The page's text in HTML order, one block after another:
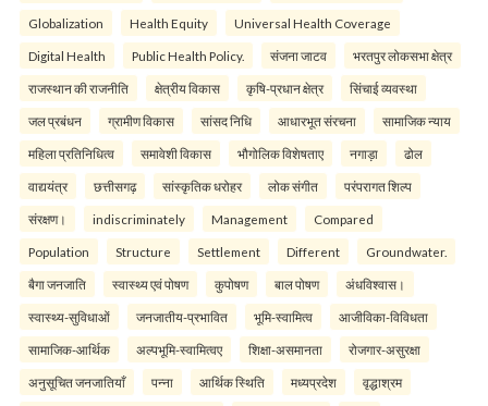
Globalization Health Equity Universal Health Coverage
Digital Health Public Health Policy. संजना जाटव भरतपुर लोकसभा क्षेत्र
राजस्थान की राजनीति क्षेत्रीय विकास कृषि-प्रधान क्षेत्र सिंचाई व्यवस्था
जल प्रबंधन ग्रामीण विकास सांसद निधि आधारभूत संरचना सामाजिक न्याय
महिला प्रतिनिधित्व समावेशी विकास भौगोलिक विशेषताए नगाड़ा ढोल
वाद्ययंत्र छत्तीसगढ़ सांस्कृतिक धरोहर लोक संगीत परंपरागत शिल्प
संरक्षण। indiscriminately Management Compared
Population Structure Settlement Different Groundwater.
बैगा जनजाति स्वास्थ्य एवं पोषण कुपोषण बाल पोषण अंधविश्वास।
स्वास्थ्य-सुविधाओं जनजातीय-प्रभावित भूमि-स्वामित्व आजीविका-विविधता
सामाजिक-आर्थिक अल्पभूमि-स्वामित्वए शिक्षा-असमानता रोजगार-असुरक्षा
अनुसूचित जनजातियाँ पन्ना आर्थिक स्थिति मध्यप्रदेश वृद्धाश्रम